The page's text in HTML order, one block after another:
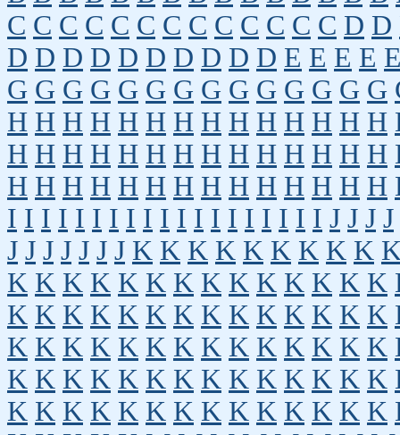
C C C C C C C C C C C C C D D
D D D D D D D D D D E E E E
G G G G G G G G G G G G G G
H H H H H H H H H H H H H H
H H H H H H H H H H H H H H
H H H H H H H H H H H H H H
I I I I I I I I I I I I I I I I I I I J J J J
J J J J J J J K K K K K K K K K
K K K K K K K K K K K K K K
K K K K K K K K K K K K K K
K K K K K K K K K K K K K K
K K K K K K K K K K K K K K
K K K K K K K K K K K K K K